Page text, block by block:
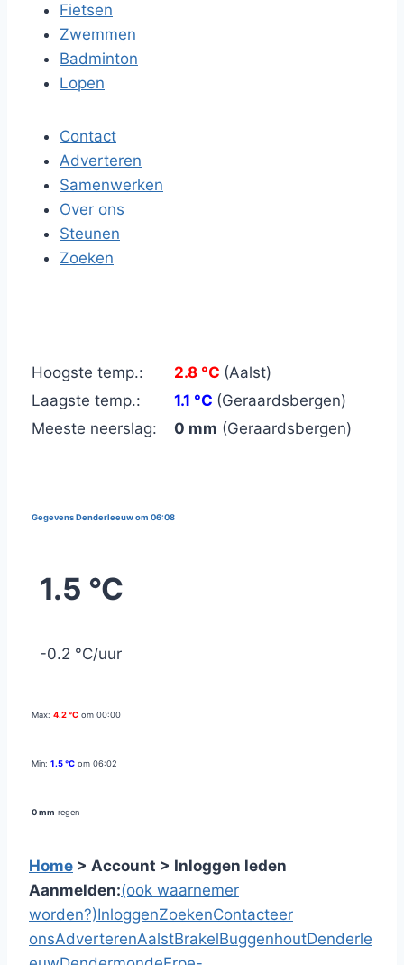
Fietsen
Zwemmen
Badminton
Lopen
Contact
Adverteren
Samenwerken
Over ons
Steunen
Zoeken
Hoogste temp.: 2.8 °C (Aalst)
Laagste temp.:
1.1 °C (Geraardsbergen)
Meeste neerslag:
0 mm (Geraardsbergen)
Gegevens Denderleeuw om 06:08
1.5 °C
-0.2 °C/uur
Max: 4.2 °C om 00:00
Min: 1.5 °C om 06:02
0 mm regen
Home > Account > Inloggen leden
Aanmelden:(ook waarnemer
worden?)InloggenZoekenContacteer
onsAdverterenAalstBrakelBuggenhoutDenderle